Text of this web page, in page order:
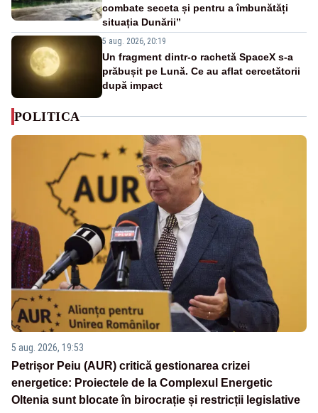
combate seceta și pentru a îmbunătăți
situația Dunării”
5 aug. 2026, 20:19
Un fragment dintr-o rachetă SpaceX s-a
prăbușit pe Lună. Ce au aflat cercetătorii
după impact
POLITICA
5 aug. 2026, 19:53
Petrișor Peiu (AUR) critică gestionarea crizei
energetice: Proiectele de la Complexul Energetic
Oltenia sunt blocate în birocrație și restricții legislative